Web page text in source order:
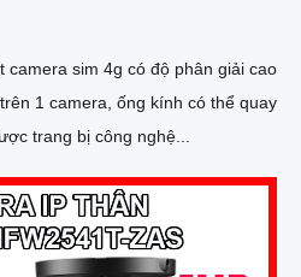
camera sim 4g có độ phân giải cao
1 camera, ống kính có thể quay
và ống kính cố định. Được trang bị công nghệ...